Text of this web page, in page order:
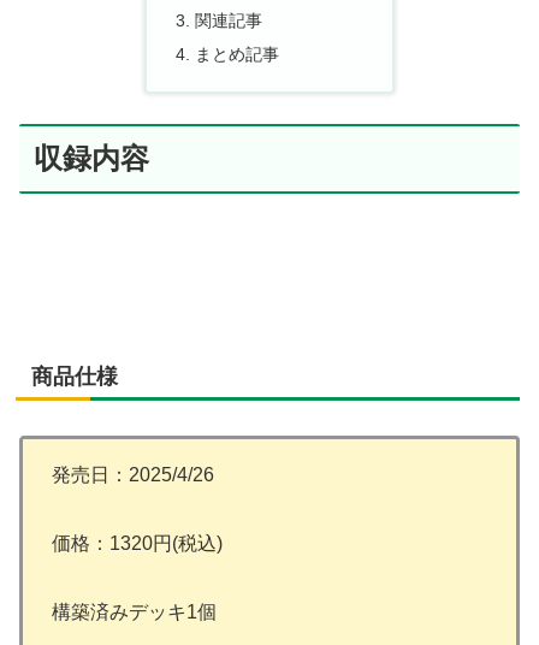
関連記事
まとめ記事
収録内容
商品仕様
発売日：2025/4/26
価格：1320円(税込)
構築済みデッキ1個